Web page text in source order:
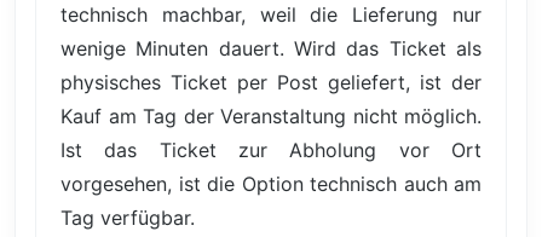
technisch machbar, weil die Lieferung nur
wenige Minuten dauert. Wird das Ticket als
physisches Ticket per Post geliefert, ist der
Kauf am Tag der Veranstaltung nicht möglich.
Ist das Ticket zur Abholung vor Ort
vorgesehen, ist die Option technisch auch am
Tag verfügbar.